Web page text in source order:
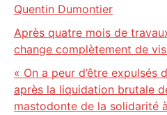
Quentin Dumontier
Après quatre mois de
change complètement de
« On a peur d’être expulsés
après la liquidation brutale
mastodonte de la solidarité